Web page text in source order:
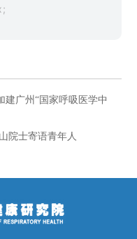
建广州“国家呼吸医学中
院士寄语青年人